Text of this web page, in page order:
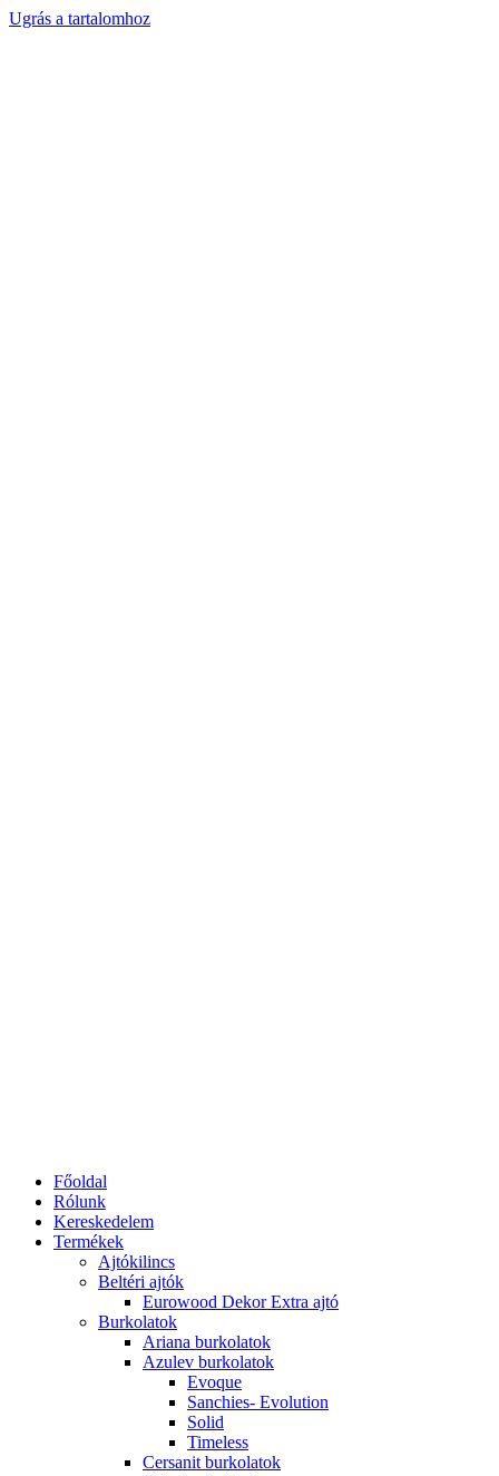
Ugrás a tartalomhoz
Főoldal
Rólunk
Kereskedelem
Termékek
Ajtókilincs
Beltéri ajtók
Eurowood Dekor Extra ajtó
Burkolatok
Ariana burkolatok
Azulev burkolatok
Evoque
Sanchies- Evolution
Solid
Timeless
Cersanit burkolatok